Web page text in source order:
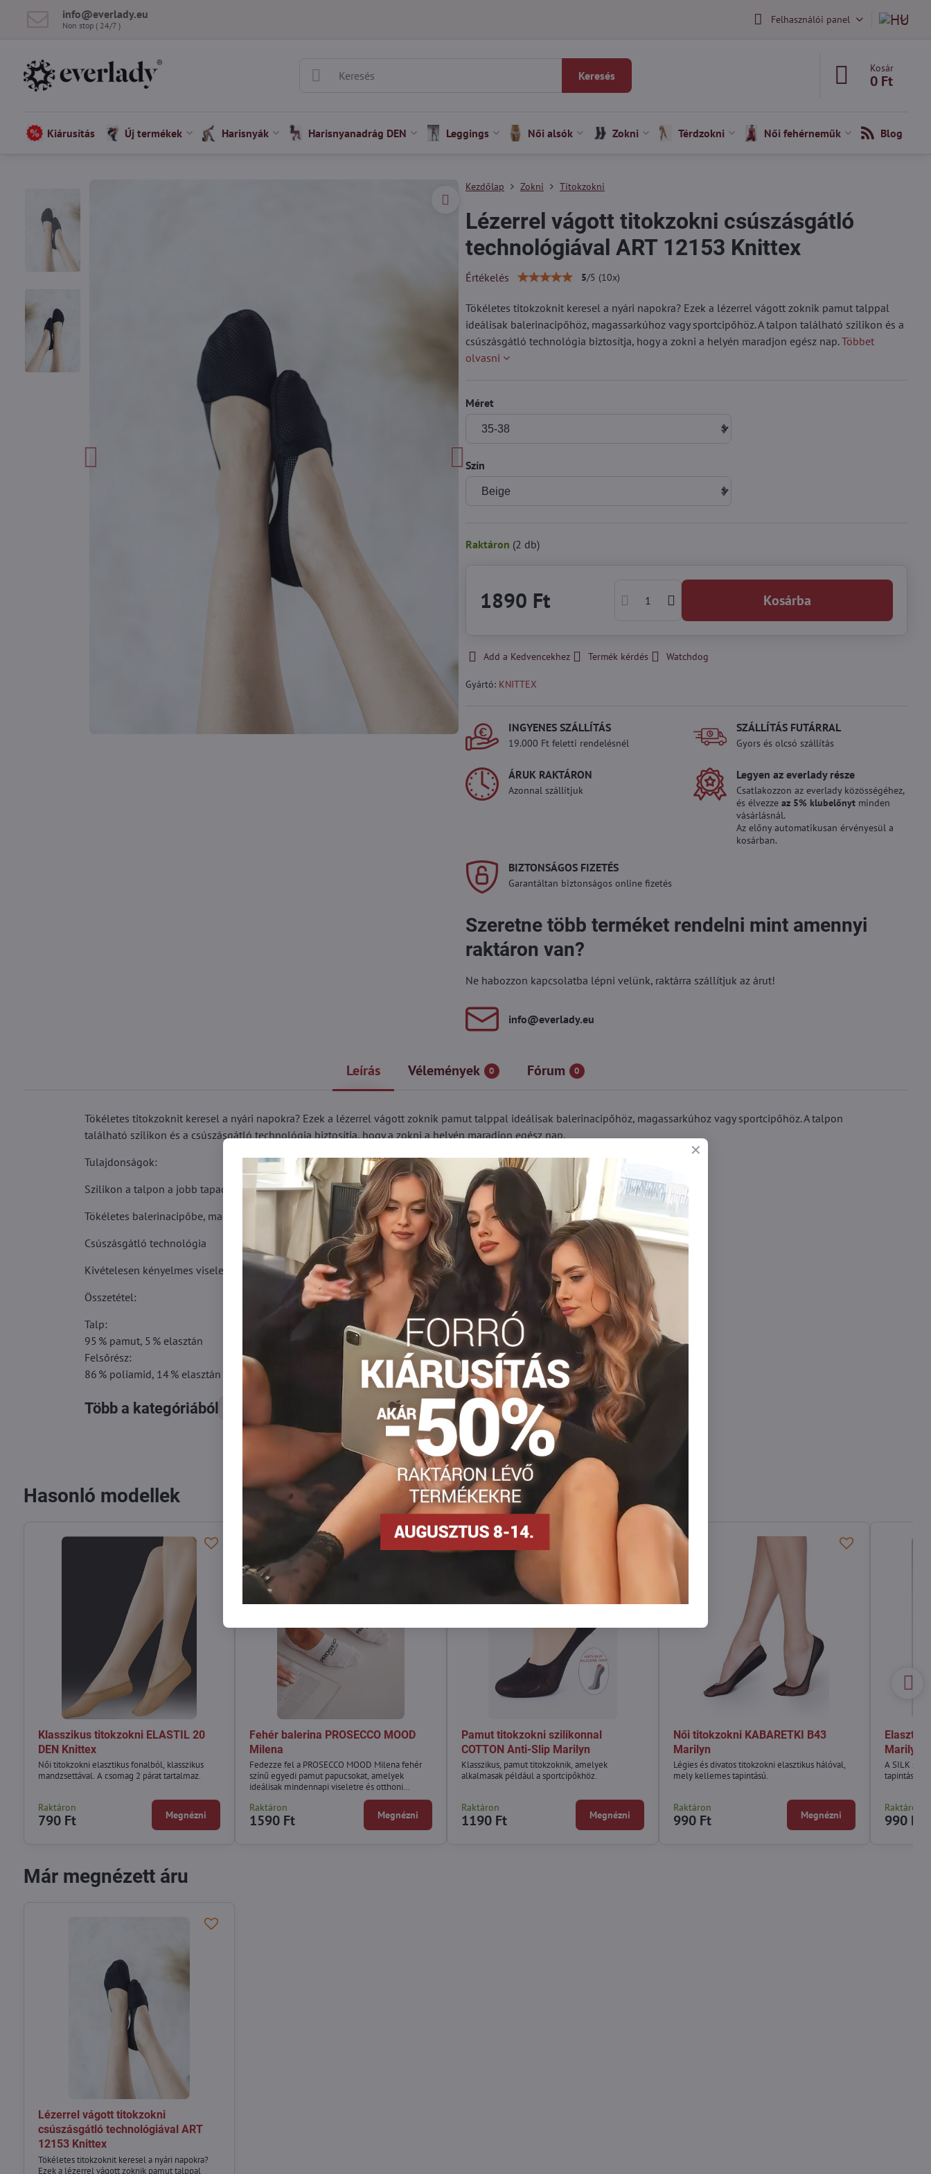
info​@everlady​.eu
Non stop ( 24/7 ) Felhasználói panel
Keresés
Kosár
0 Ft
Kiárusítás Új termékek Harisnyák Harisnyanadrág DEN Leggings Női alsók Zokni Térdzokni Női fehérneműk Blog
Kezdőlap Zokni Titokzokni
Lézerrel vágott titokzokni csúszásgátló
technológiával ART 12153 Knittex
Értékelés 5/5 (10x)
Tökéletes titokzoknit keresel a nyári napokra? Ezek a lézerrel vágott zoknik pamut talppal
ideálisak balerinacipőhöz, magassarkúhoz vagy sportcipőhöz. A talpon található szilikon és a
csúszásgátló technológia biztosítja, hogy a zokni a helyén maradjon egész nap.Többet
olvasni
Méret
Szín
Raktáron (2 db)
1890 Ft Kosárba
Add a Kedvencekhez Termék kérdés Watchdog
Gyártó: KNITTEX
INGYENES SZÁLLÍTÁS
19.000 Ft feletti rendelésnél
SZÁLLÍTÁS FUTÁRRAL
Gyors és olcsó szállítás
ÁRUK RAKTÁRON
Azonnal szállítjuk
Legyen az everlady része
Csatlakozzon az everlady közösségéhez,
és élvezzeaz 5% klubelőnyt minden
vásárlásnál.
Az előny automatikusan érvényesül a
kosárban.
BIZTONSÁGOS FIZETÉS
Garantáltan biztonságos online fizetés
Szeretne több terméket rendelni mint amennyi
raktáron van?
Ne habozzon kapcsolatba lépni velünk, raktárra szállítjuk az árut!
info​@everlady​.eu
Leírás Vélemények 0 Fórum 0
Tökéletes titokzoknit keresel a nyári napokra? Ezek a lézerrel vágott zoknik pamut talppal ideálisak balerinacipőhöz, magassarkúhoz vagy sportcipőhöz. A talpon
található szilikon és a csúszásgátló technológia biztosítja, hogy a zokni a helyén maradjon egész nap.
Tulajdonságok:
Szilikon a talpon a jobb tapadásért
Tökéletes balerinacipőbe, magassarkúba vagy sportcipőbe
Csúszásgátló technológia
Kivételesen kényelmes viselet
Összetétel:
Talp:
95 % pamut, 5 % elasztán
Felsőrész:
86 % poliamid, 14 % elasztán
Több a kategóriából Dámske ťapky
FacebookTwitterBlueskyPinterestRedditLinkedInWhatsApp
E-
mail
Hasonló modellek
Klasszikus titokzokni ELASTIL 20
DEN Knittex
Női titokzokni elasztikus fonalból, klasszikus
mandzsettával. A csomag 2 párat tartalmaz.
Raktáron
790 Ft Megnézni
Fehér balerina PROSECCO MOOD
Milena
Fedezze fel a PROSECCO MOOD Milena fehér
színű egyedi pamut papucsokat, amelyek
ideálisak mindennapi viseletre és otthoni
kényelmet biztosítanak. Ezek az elegáns
balerinák figyelemfelkeltő PROSECCO felirattal
vannak díszítve, ami eredeti megjelenést
Raktáron
1590 Ft Megnézni
Pamut titokzokni szilikonnal
COTTON Anti-Slip Marilyn
Klasszikus, pamut titokzoknik, amelyek
alkalmasak például a sportcipőkhöz.
Raktáron
1190 Ft Megnézni
Női titokzokni KABARETKI B43
Marilyn
Légies és divatos titokzokni elasztikus hálóval,
mely kellemes tapintású.
Raktáron
990 Ft Megnézni
Marilyn
A SILK
tapintású.
Raktáron
990 Ft
Már megnézett áru
Lézerrel vágott titokzokni
csúszásgátló technológiával ART
12153 Knittex
Tökéletes titokzoknit keresel a nyári napokra?
Ezek a lézerrel vágott zoknik pamut talppal